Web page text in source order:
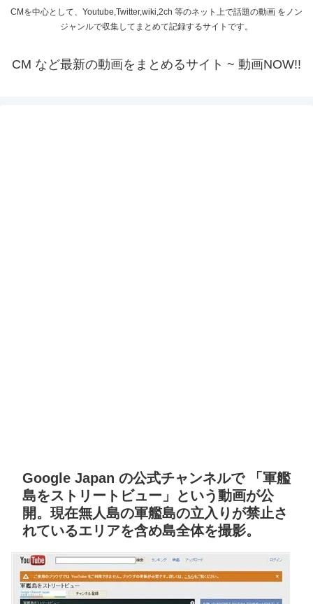
CMを中心として、Youtube,Twitter,wiki,2ch 等のネット上で話題の動画 をノン
ジャンルで収集してまとめて記録するサイトです。
CM など最新の動画をまとめるサイト ~ 動画NOW!!
Google Japan の公式チャンネルで 「軍艦
島をストリートビュー」という動画が公
開。現在無人島の軍艦島の立入­りが禁止さ
れているエリアを含め島全体を撮影。